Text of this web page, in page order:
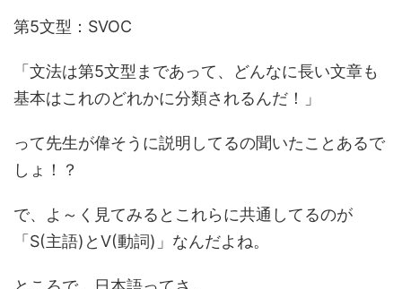
第5文型：SVOC
「文法は第5文型まであって、どんなに長い文章も
基本はこれのどれかに分類されるんだ！」
って先生が偉そうに説明してるの聞いたことあるで
しょ！？
で、よ～く見てみるとこれらに共通してるのが
「S(主語)とV(動詞)」なんだよね。